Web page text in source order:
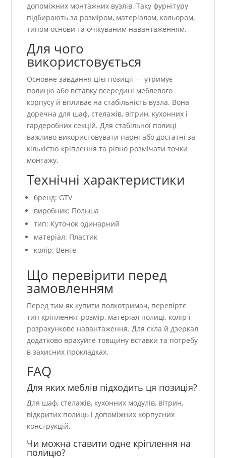
допоміжних монтажних вузлів. Таку фурнітуру
підбирають за розміром, матеріалом, кольором,
типом основи та очікуваним навантаженням.
Для чого
використовується
Основне завдання цієї позиції — утримує
полицю або вставку всередині меблевого
корпусу й впливає на стабільність вузла. Вона
доречна для шаф, стелажів, вітрин, кухонних і
гардеробних секцій. Для стабільної полиці
важливо використовувати парні або достатні за
кількістю кріплення та рівно розмічати точки
монтажу.
Технічні характеристики
бренд: GTV
виробник: Польша
тип: Куточок одинарний
матеріал: Пластик
колір: Венге
Що перевірити перед
замовленням
Перед тим як купити полкотримач, перевірте
тип кріплення, розмір, матеріал полиці, колір і
розрахункове навантаження. Для скла й дзеркал
додатково врахуйте товщину вставки та потребу
в захисних прокладках.
FAQ
Для яких меблів підходить ця позиція?
Для шаф, стелажів, кухонних модулів, вітрин,
відкритих полиць і допоміжних корпусних
конструкцій.
Чи можна ставити одне кріплення на
полицю?